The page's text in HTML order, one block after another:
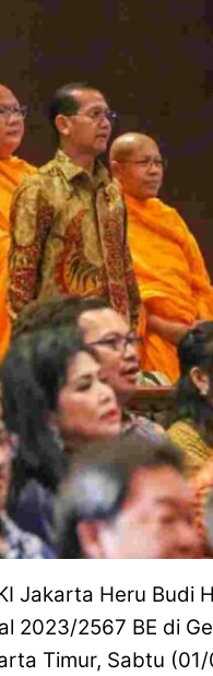
Jakarta Heru Budi
2023/2567 BE di
Timur, Sabtu